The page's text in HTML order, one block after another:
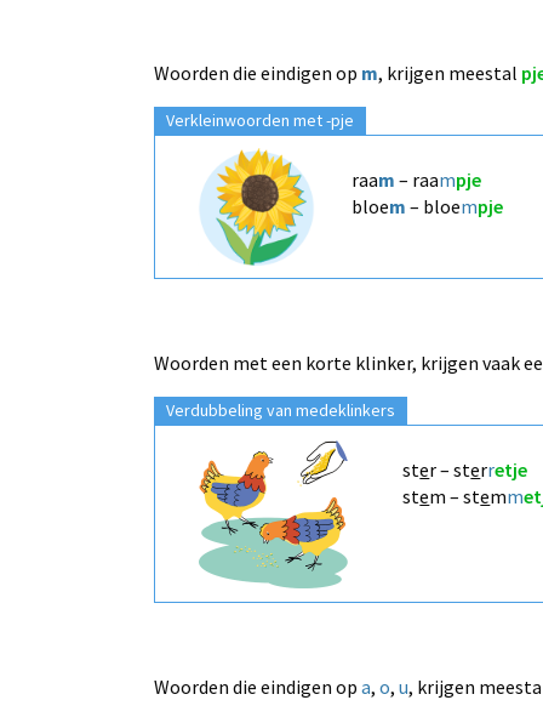
Woorden die eindigen op m, krijgen meestal
Verkleinwoorden met -pje
raam – raampje
bloem – bloempje
Woorden met een korte klinker, krijgen vaak
Verdubbeling van medeklinkers
ster – sterretje
stem – stemm
Woorden die eindigen op a, o, u, krijgen